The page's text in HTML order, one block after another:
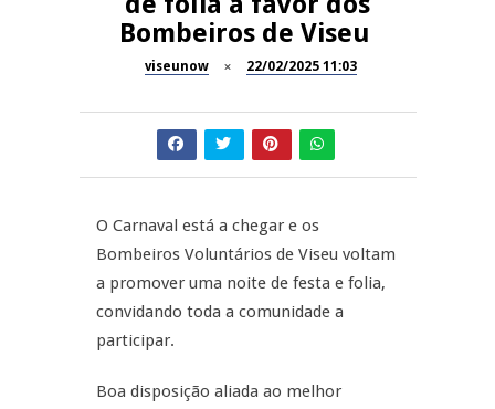
Dia do Foral em São João da
Pesqueira
Summer Fusion em
Sernancelhe
REPORTAGENS
Festas do Concelho de Penalva
MANGUALDE
11º Encontro Gastronómico
Amador de Abrunhosa-a-Velha
Now Opinião – Manuela
Exames Nacionais
Bombeiros de Viseu
viseunow 22/02/2025 11:03
O Carnaval está a chegar e os
Bombeiros Voluntários de Viseu voltam
a promover uma noite de festa e folia,
convidando toda a comunidade a
participar.
Boa disposição aliada ao melhor